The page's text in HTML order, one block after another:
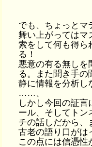
でも、ちょっとマ
舞い上がってはマ
索をして何も得ら
る！
悪意の有る無しを
る。また聞き手の
静に情報を分析
……、
しかし今回の証
ール、そしてトン
チの話しだから、
古老の語り口がは
この点には信憑性